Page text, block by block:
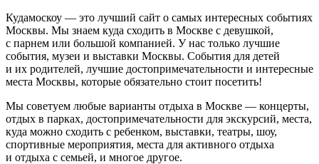
Кудамоскоу — это лучший сайт о самых интересных событиях
Москвы. Мы знаем куда сходить в Москве с девушкой,
с парнем или большой компанией. У нас только лучшие
события, музеи и выставки Москвы. События для детей
и их родителей, лучшие достопримечательности и интересные
места Москвы, которые обязательно стоит посетить!
Мы советуем любые варианты отдыха в Москве — концерты,
отдых в парках, достопримечательности для экскурсий, места,
куда можно сходить с ребенком, выставки, театры, шоу,
спортивные мероприятия, места для активного отдыха
и отдыха с семьей, и многое другое.